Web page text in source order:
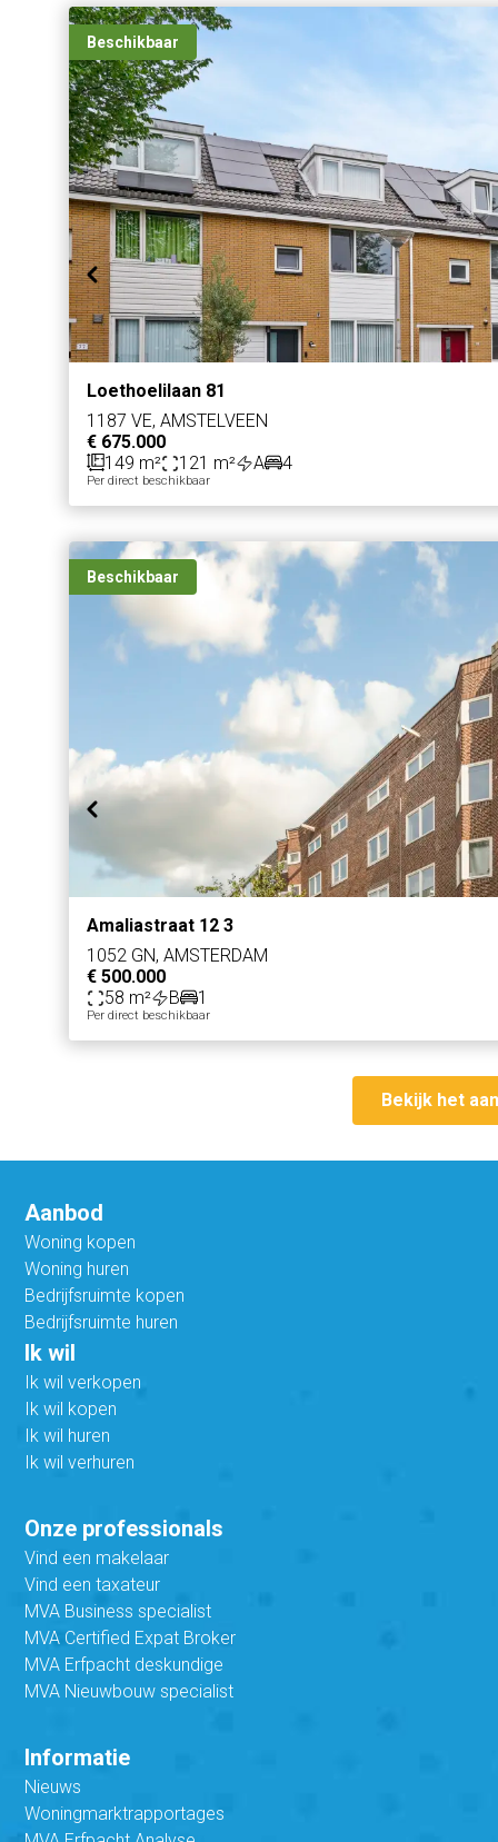
Beschikbaar
Loethoelilaan 81
1187 VE, AMSTELVEEN
€ 675.000
149 m²
121 m² A 4
Per direct beschikbaar
Beschikbaar
Amaliastraat 12 3
1052 GN, AMSTERDAM
€ 500.000
58 m²
B 1
Per direct beschikbaar
Bekijk het
Aanbod
Woning kopen
Woning huren
Bedrijfsruimte kopen
Bedrijfsruimte huren
Ik wil
Ik wil verkopen
Ik wil kopen
Ik wil huren
Ik wil verhuren
Onze professionals
Vind een makelaar
Vind een taxateur
MVA Business specialist
MVA Certified Expat Broker
MVA Erfpacht deskundige
MVA Nieuwbouw specialist
Informatie
Nieuws
Woningmarktrapportages